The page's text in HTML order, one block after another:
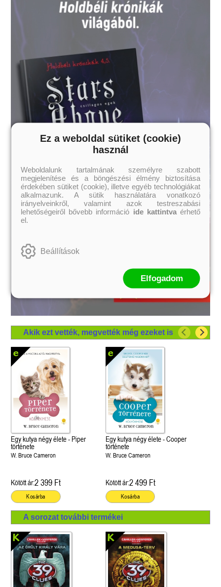
Akik ezt vették, megvették még ezeket is
Egy kutya négy élete - Piper
története
W. Bruce Cameron
Kötött ár:2 399 Ft
Kosárba
Egy kutya négy élete - Cooper
története
W. Bruce Cameron
Kötött ár:2 499 Ft
Kosárba
A sorozat további termékei
Ez a weboldal sütiket (cookie)
használ
Weboldalunk tartalmának személyre szabott
megjelenítése és a böngészési élmény biztosítása
érdekében sütiket (cookie), illetve egyéb technológiákat
alkalmazunk. A sütik használatára vonatkozó
irányelveinkről, valamint azok testreszabási
lehetőségeiről bővebb információ ide kattintvaérhető
el.
Beállítások
Elfogadom